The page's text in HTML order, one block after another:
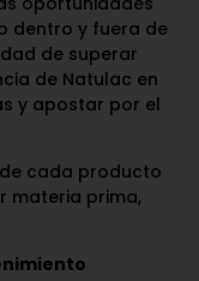
dentro y fuera de
de superar
de Natulac en
y apostar por el
cada producto
materia prima,